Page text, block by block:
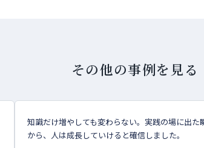
その他の事例を見る
知識だけ増やしても変わらない。実践の場に出た
から、人は成長していけると確信しました。